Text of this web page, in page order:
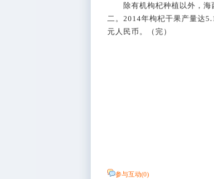
除有机枸杞种植以外，海
二。2014年枸杞干果产量达
元人民币。（完）
参与互动(0)